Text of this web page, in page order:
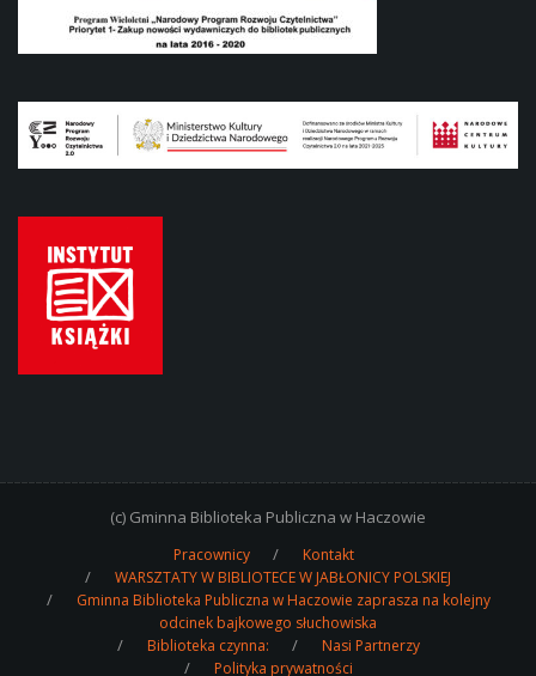
(c) Gminna Biblioteka Publiczna w Haczowie
Pracownicy
Kontakt
WARSZTATY W BIBLIOTECE W JABŁONICY POLSKIEJ
Gminna Biblioteka Publiczna w Haczowie zaprasza na kolejny
odcinek bajkowego słuchowiska
Biblioteka czynna:
Nasi Partnerzy
Polityka prywatności